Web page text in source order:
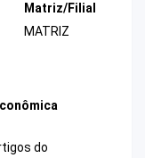
Matriz/Filial
MATRIZ
do